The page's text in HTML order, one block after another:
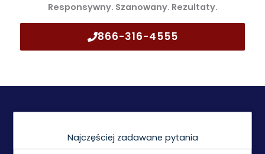
Responsywny. Szanowany. Rezultaty.
866-316-4555
Najczęściej zadawane pytania